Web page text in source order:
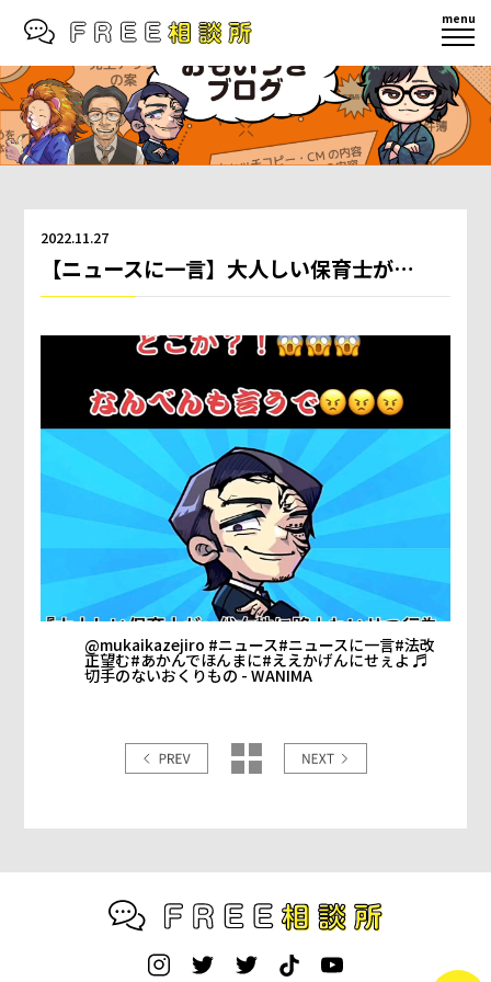
menu
2022.11.27
【ニュースに一言】大人しい保育士が…
@mukaikazejiro #ニュース#ニュースに一言#法改
正望む#あかんでほんまに#ええかげんにせぇよ ♬
切手のないおくりもの - WANIMA